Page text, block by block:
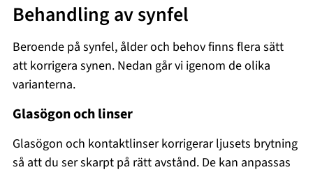
Behandling av synfel
Beroende på synfel, ålder och behov finns flera sätt
att korrigera synen. Nedan går vi igenom de olika
varianterna.
Glasögon och linser
Glasögon och kontaktlinser korrigerar ljusets brytning
så att du ser skarpt på rätt avstånd. De kan anpassas